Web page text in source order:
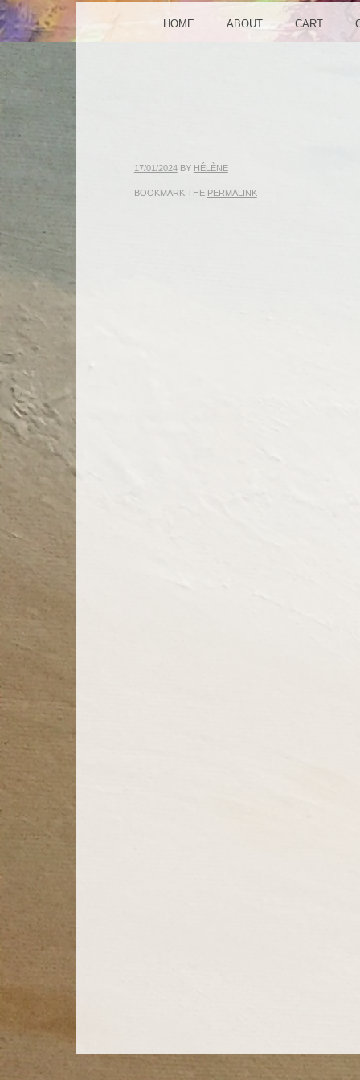
MENU
SKIP TO CONTENT
HOME ABOUT CART
17/01/2024BY HÉLÈNE
BOOKMARK THE PERMALINK